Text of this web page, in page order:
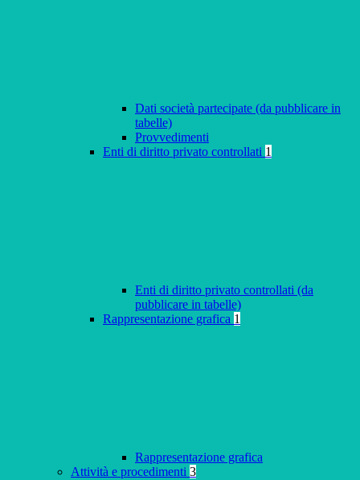
Dati società partecipate (da pubblicare in
tabelle)
Provvedimenti
Enti di diritto privato controllati 1
Enti di diritto privato controllati (da
pubblicare in tabelle)
Rappresentazione grafica 1
Rappresentazione grafica
Attività e procedimenti 3